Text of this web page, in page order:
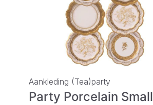
Aankleding (Tea)party
Party Porcelain Small